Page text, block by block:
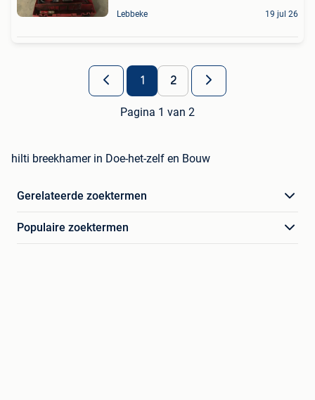
Lebbeke 19 jul 26
1 2
Pagina 1 van 2
hilti breekhamer in Doe-het-zelf en Bouw
Gerelateerde zoektermen
Populaire zoektermen